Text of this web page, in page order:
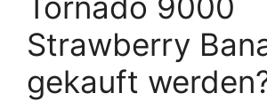
Strawberry
gekauft